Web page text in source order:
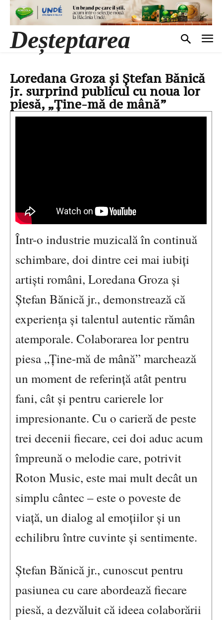
Deșteptarea
Loredana Groza și Ștefan Bănică
jr. surprind publicul cu noua lor
piesă, „Ține-mă de mână”
Într-o industrie muzicală în continuă
schimbare, doi dintre cei mai iubiți
artiști români, Loredana Groza și
Ștefan Bănică jr., demonstrează că
experiența și talentul autentic rămân
atemporale. Colaborarea lor pentru
piesa „Ține-mă de mână” marchează
un moment de referință atât pentru
fani, cât și pentru carierele lor
impresionante. Cu o carieră de peste
trei decenii fiecare, cei doi aduc acum
împreună o melodie care, potrivit
Roton Music, este mai mult decât un
simplu cântec – este o poveste de
viață, un dialog al emoțiilor și un
echilibru între cuvinte și sentimente.
Ștefan Bănică jr., cunoscut pentru
pasiunea cu care abordează fiecare
piesă, a dezvăluit că ideea colaborării